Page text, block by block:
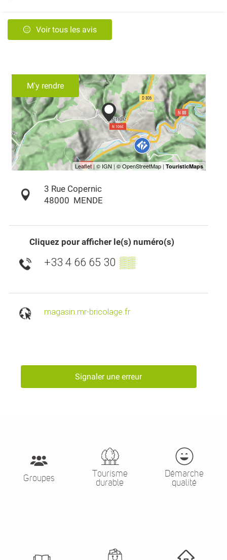
Voir tous les avis
M'y rendre
3 Rue Copernic
48000 MENDE
Cliquez pour afficher le(s) numéro(s)
+33 4 66 65 30 ▒▒
magasin.mr-bricolage.fr
Signaler une erreur
Groupes
Tourisme
durable
Démarche
qualité